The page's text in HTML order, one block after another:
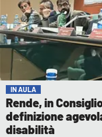
IN AULA
Rende, in
definizione
disabilità